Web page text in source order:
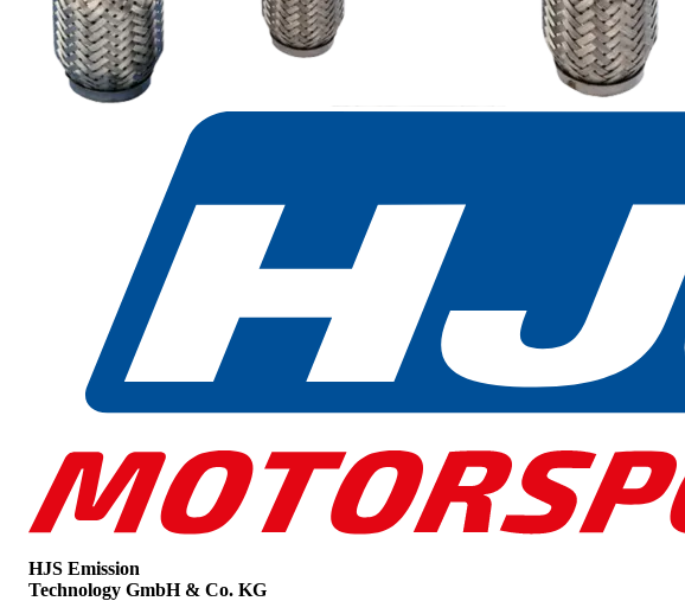
HJS Emission
Technology GmbH & Co. KG